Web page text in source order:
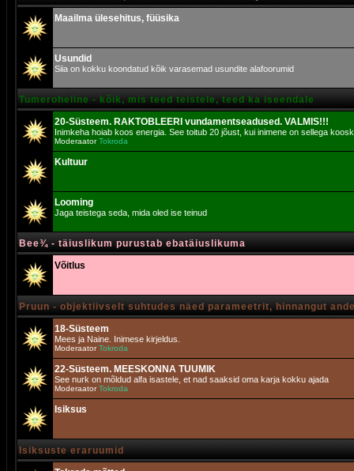
Maailma ülesehitus, füüsika
Usundid
Siia on kokku koondatud kõik varasemad usundite alafoorumid
Tumeroheline - kõik, mis teed teistele, teed ka iseendale
20-Süsteem. RAKTOBLEERI vundamentseadused. VALMIS!!!
Inimkeha hoiab koos energia. See toitub 20 jõust, kui inimene on sellega
ModeraatorTokroda
Kultuur
Looming
Jaga teistega seda, mida oled ise teinud
Bee¾ - täiuslikum purustab ebatäiuslikuma
Võitlus
Pruun - objektiivselt suhtudes näed parameetrit, hinnangut
18-Süsteem
Mees ja Naine. Inimese kirjeldus.
ModeraatorTokroda
22-Süsteem. MEESKONNA TUUMIK
See nurk on mõldud alfa isastele, et nad saaksid oma karja kokku ajada
ModeraatorTokroda
Isiksus
Isiksuste eraruumid